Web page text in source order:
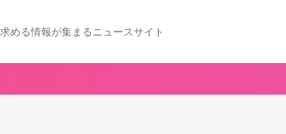
める情報が集まるニュースサイト